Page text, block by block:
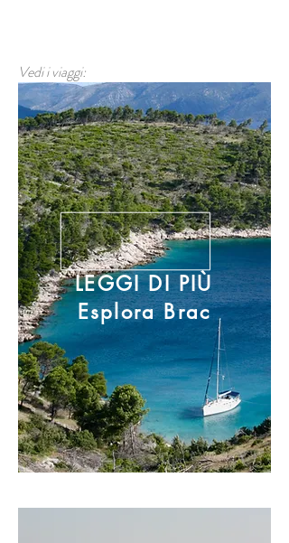
Vedi i viaggi:
LEGGI DI PIÙ
Esplora Brac